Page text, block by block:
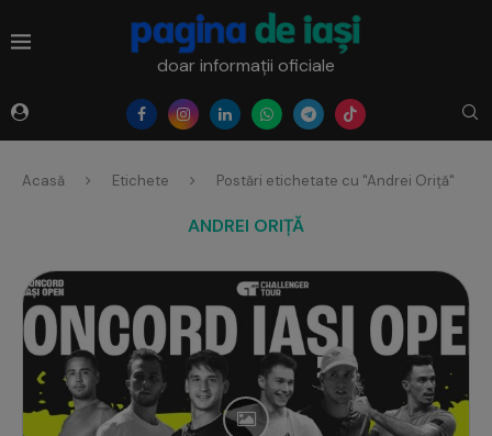
doar informații oficiale
Acasă Etichete Postări etichetate cu "Andrei Oriță"
ANDREI ORIȚĂ